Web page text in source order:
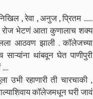
, रेवा , अनुज , प्रितम ......
रोज भेटणं आता कुणालाच शक्य
आठवण झाली . कॉलेजच्या
थांबवून घेत पाणीपुरी
उभी रहाणारी ती चारचाकी ,
कॉलेजमधून घरी जावं